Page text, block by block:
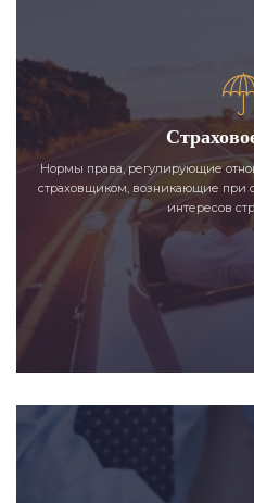
Нормы права, регулирующие
страховщиком, возникающие при
интересов